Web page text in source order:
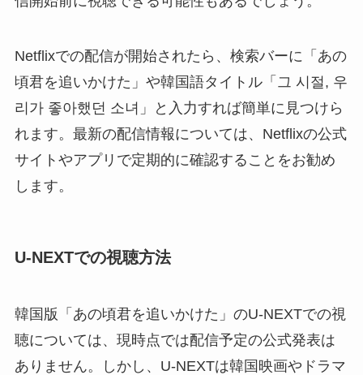
Netflixでの配信が開始されたら、検索バーに「あの
頃君を追いかけた」や韓国語タイトル「그 시절, 우
리가 좋아했던 소녀」と入力すれば簡単に見つけら
れます。最新の配信情報については、Netflixの公式
サイトやアプリで定期的に確認することをお勧め
します。
U-NEXTでの視聴方法
韓国版「あの頃君を追いかけた」のU-NEXTでの視
聴については、現時点では配信予定の公式発表は
ありません。しかし、U-NEXTは韓国映画やドラマ